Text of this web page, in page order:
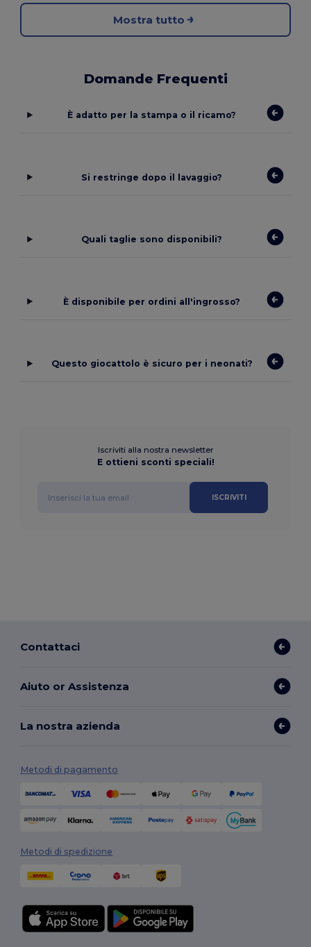
Mostra tutto
Domande Frequenti
È adatto per la stampa o il ricamo?
Si restringe dopo il lavaggio?
Quali taglie sono disponibili?
È disponibile per ordini all'ingrosso?
Questo giocattolo è sicuro per i neonati?
Iscriviti alla nostra newsletter
E ottieni sconti speciali!
ISCRIVITI
Contattaci
Aiuto or Assistenza
La nostra azienda
Metodi di pagamento
Metodi di spedizione